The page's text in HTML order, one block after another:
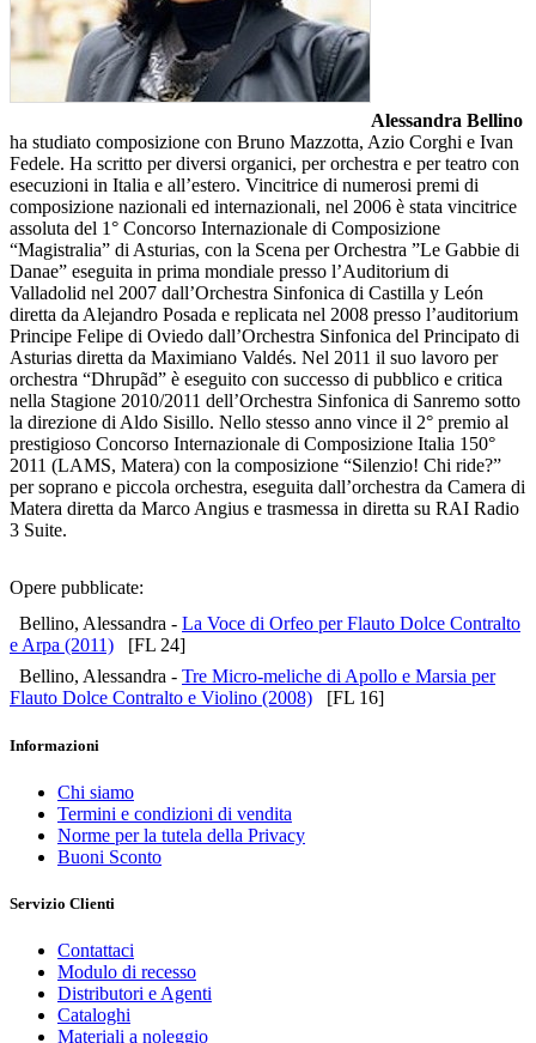
Alessandra Bellino
ha studiato composizione con Bruno Mazzotta, Azio Corghi e Ivan
Fedele. Ha scritto per diversi organici, per orchestra e per teatro con
esecuzioni in Italia e all’estero. Vincitrice di numerosi premi di
composizione nazionali ed internazionali, nel 2006 è stata vincitrice
assoluta del 1° Concorso Internazionale di Composizione
“Magistralia” di Asturias, con la Scena per Orchestra ”Le Gabbie di
Danae” eseguita in prima mondiale presso l’Auditorium di
Valladolid nel 2007 dall’Orchestra Sinfonica di Castilla y León
diretta da Alejandro Posada e replicata nel 2008 presso l’auditorium
Principe Felipe di Oviedo dall’Orchestra Sinfonica del Principato di
Asturias diretta da Maximiano Valdés. Nel 2011 il suo lavoro per
orchestra “Dhrupãd” è eseguito con successo di pubblico e critica
nella Stagione 2010/2011 dell’Orchestra Sinfonica di Sanremo sotto
la direzione di Aldo Sisillo. Nello stesso anno vince il 2° premio al
prestigioso Concorso Internazionale di Composizione Italia 150°
2011 (LAMS, Matera) con la composizione “Silenzio! Chi ride?”
per soprano e piccola orchestra, eseguita dall’orchestra da Camera di
Matera diretta da Marco Angius e trasmessa in diretta su RAI Radio
3 Suite.
Opere pubblicate:
Bellino, Alessandra - La Voce di Orfeo per Flauto Dolce Contralto
e Arpa (2011) [FL 24]
Bellino, Alessandra - Tre Micro-meliche di Apollo e Marsia per
Flauto Dolce Contralto e Violino (2008) [FL 16]
Informazioni
Chi siamo
Termini e condizioni di vendita
Norme per la tutela della Privacy
Buoni Sconto
Servizio Clienti
Contattaci
Modulo di recesso
Distributori e Agenti
Cataloghi
Materiali a noleggio